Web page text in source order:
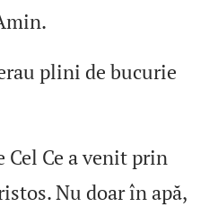
plini de bucurie
Cel Ce a venit prin
Nu doar în apă,